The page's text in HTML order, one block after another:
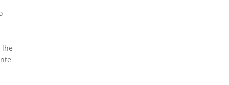
lhe